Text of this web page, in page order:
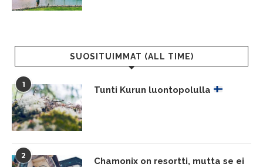
SUOSITUIMMAT (ALL TIME)
1
Tunti Kurun luontopolulla
2
Chamonix on resortti, mutta se ei